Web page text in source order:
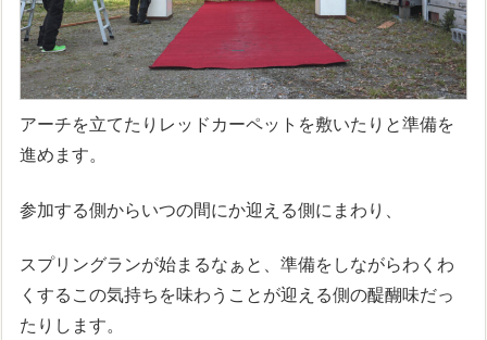
アーチを立てたりレッドカーペットを敷いたりと準備を
進めます。
参加する側からいつの間にか迎える側にまわり、
スプリングランが始まるなぁと、準備をしながらわくわ
くするこの気持ちを味わうことが迎える側の醍醐味だっ
たりします。